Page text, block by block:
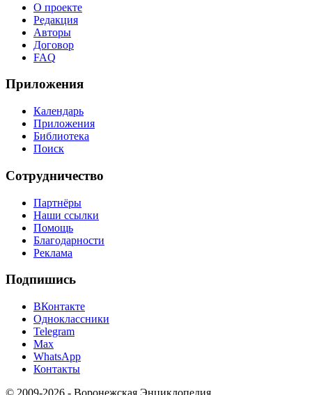
О проекте
Редакция
Авторы
Договор
FAQ
Приложения
Календарь
Приложения
Библиотека
Поиск
Сотрудничество
Партнёры
Наши ссылки
Помощь
Благодарности
Реклама
Подпишись
ВКонтакте
Одноклассники
Telegram
Max
WhatsApp
Контакты
© 2009-2026 - Воронежская Энциклопедия.